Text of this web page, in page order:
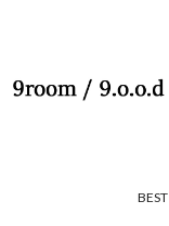
BEST